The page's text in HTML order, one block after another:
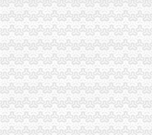
【58同城】重庆九龙坡巴国城商务
【重庆荣昌香港公司注册_香港公
【重庆林霞财务咨询有限公司_代
【58同城】巴国城工程造价_巴国
【重庆市鑫森物流货运有限公司】
重庆咨询服务公司_咨询服务厂_生
重庆*公司注册重庆*执照重庆代帐
【58同城】巴国城管理培训_巴国
财务咨询黄页_企业公司_生产厂家